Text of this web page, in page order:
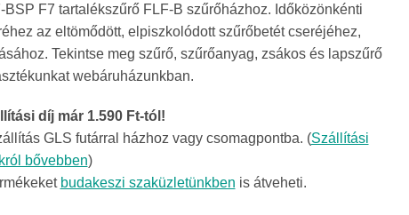
793Ft
-
36
191Ft
BSP F7 tartalékszűrő FLF-B szűrőházhoz. Időközönkénti
az eltömődött, elpiszkolódott szűrőbetét cseréjéhez,
Tekintse meg szűrő, szűrőanyag, zsákos és lapszűrő
webáruházunkban.
díj már 1.590 Ft-tól!
GLS futárral házhoz vagy csomagpontba. (Szállítási
bővebben)
budakeszi szaküzletünkben is átveheti.